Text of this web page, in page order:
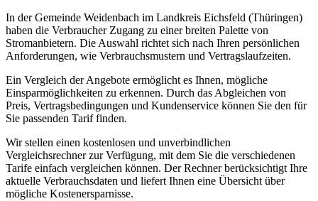
In der Gemeinde Weidenbach im Landkreis Eichsfeld (Thüringen)
haben die Verbraucher Zugang zu einer breiten Palette von
Stromanbietern. Die Auswahl richtet sich nach Ihren persönlichen
Anforderungen, wie Verbrauchsmustern und Vertragslaufzeiten.
Ein Vergleich der Angebote ermöglicht es Ihnen, mögliche
Einsparmöglichkeiten zu erkennen. Durch das Abgleichen von
Preis, Vertragsbedingungen und Kundenservice können Sie den für
Sie passenden Tarif finden.
Wir stellen einen kostenlosen und unverbindlichen
Vergleichsrechner zur Verfügung, mit dem Sie die verschiedenen
Tarife einfach vergleichen können. Der Rechner berücksichtigt Ihre
aktuelle Verbrauchsdaten und liefert Ihnen eine Übersicht über
mögliche Kostenersparnisse.